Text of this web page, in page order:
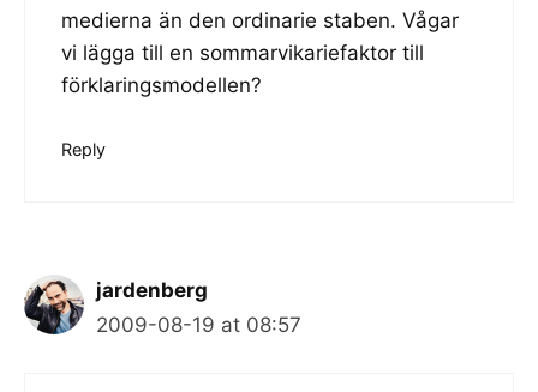
medierna än den ordinarie staben. Vågar
vi lägga till en sommarvikariefaktor till
förklaringsmodellen?
Reply
jardenberg
2009-08-19 at 08:57